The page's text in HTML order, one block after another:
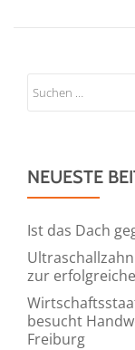
NEUESTE
Ist das Dach
zur
besucht
Freiburg